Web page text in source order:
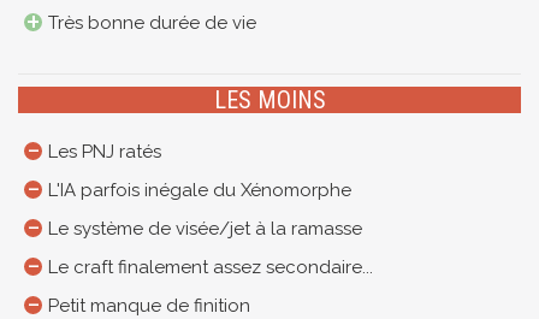
Très bonne durée de vie
LES MOINS
Les PNJ ratés
L'IA parfois inégale du Xénomorphe
Le système de visée/jet à la ramasse
Le craft finalement assez secondaire...
Petit manque de finition